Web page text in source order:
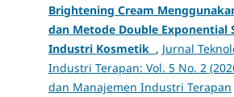
Brightening Cream
dan Metode Double Exponential
Industri Kosmetik , Jurnal
Industri Terapan: Vol. 5 No. 2
dan Manajemen Industri Terapan